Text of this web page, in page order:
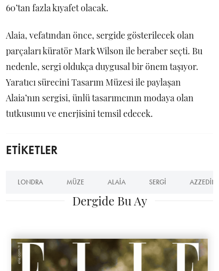
60’tan fazla kıyafet olacak.
Alaia, vefatından önce, sergide gösterilecek olan
parçaları küratör Mark Wilson ile beraber seçti. Bu
nedenle, sergi oldukça duygusal bir önem taşıyor.
Yaratıcı sürecini Tasarım Müzesi ile paylaşan
Alaia’nın sergisi, ünlü tasarımcının modaya olan
tutkusunu ve enerjisini temsil edecek.
ETİKETLER
LONDRA MÜZE ALAIA SERGI
Dergide Bu Ay